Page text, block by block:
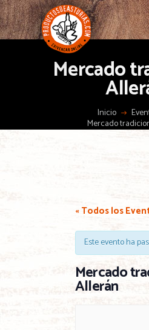
Mercado
Inicio
Mercado
« Todos los
Este evento ha
Mercado
Allerán